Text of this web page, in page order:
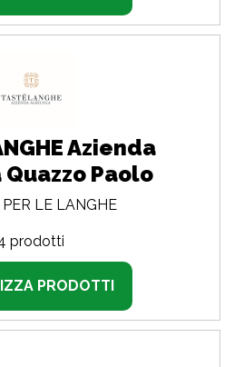
Azienda
Paolo
LE LANGHE
prodotti
PRODOTTI